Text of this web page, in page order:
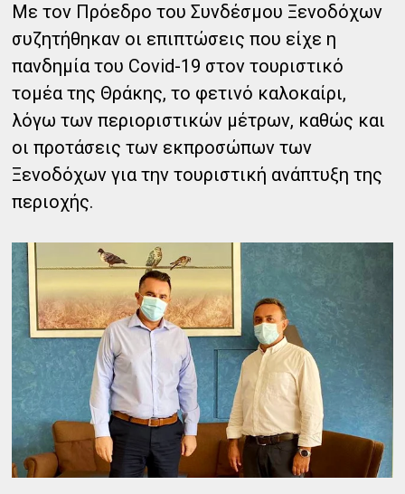
Με τον Πρόεδρο του Συνδέσμου Ξενοδόχων
συζητήθηκαν οι επιπτώσεις που είχε η
πανδημία του Covid-19 στον τουριστικό
τομέα της Θράκης, το φετινό καλοκαίρι,
λόγω των περιοριστικών μέτρων, καθώς και
οι προτάσεις των εκπροσώπων των
Ξενοδόχων για την τουριστική ανάπτυξη της
περιοχής.